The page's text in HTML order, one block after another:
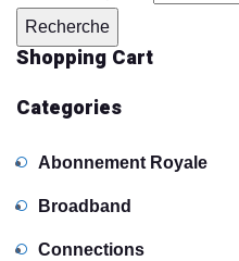
Recherche
Shopping Cart
Categories
Abonnement Royale
Broadband
Connections